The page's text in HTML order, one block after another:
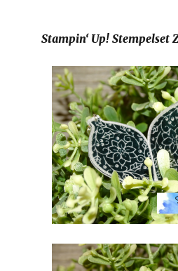
Stampin‘ Up! Stempelset